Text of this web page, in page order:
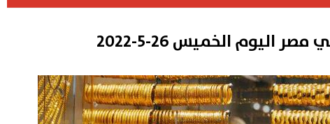
اليوم الخميس 26-5-2022